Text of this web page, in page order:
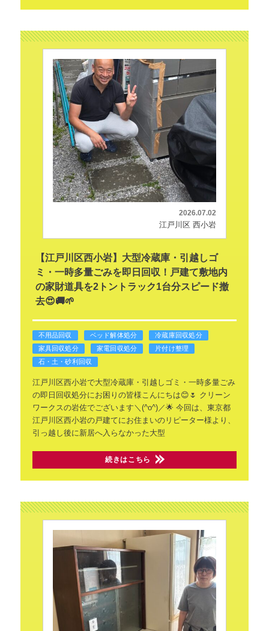
2026.07.02
江戸川区 西小岩
【江戸川区西小岩】大型冷蔵庫・引越しゴ
ミ・一時多量ごみを即日回収！戸建て敷地内
の家財道具を2トントラック1台分スピード撤
去😍🚚🌱
不用品回収 ベッド解体処分
冷蔵庫回収処分
家具回収処分
家電回収処分
片付け整理
石・土・砂利回収
江戸川区西小岩で大型冷蔵庫・引越しゴミ・一時多量ごみ
の即日回収処分にお困りの皆様こんにちは😊🌷 クリーン
ワークスの岩佐でございます＼(^o^)／🌟 今回は、東京都
江戸川区西小岩の戸建てにお住まいのリピーター様より、
引っ越し後に新居へ入らなかった大型
続きはこちら